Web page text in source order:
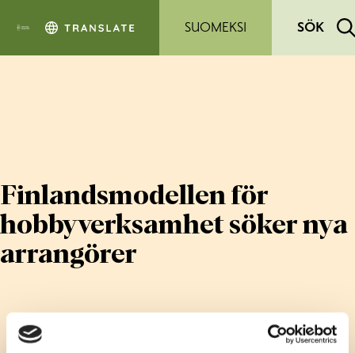
SUOMEKSI
SÖK
Finlandsmodellen för
hobbyverksamhet söker nya
arrangörer